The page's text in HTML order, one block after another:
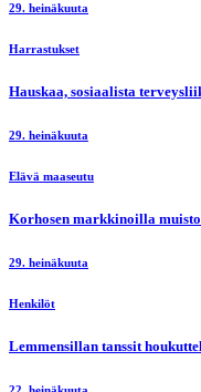
29. heinäkuuta
Harrastukset
Hauskaa, sosiaalista
29. heinäkuuta
Elävä maaseutu
Korhosen markkinoilla
29. heinäkuuta
Henkilöt
Lemmensillan tanssit